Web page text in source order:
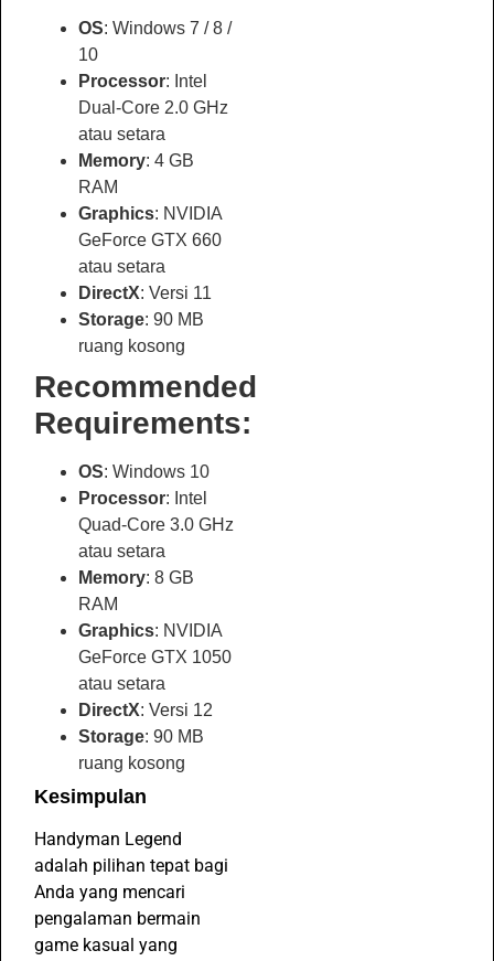
OS: Windows 7 / 8 /
10
Processor: Intel
Dual-Core 2.0 GHz
atau setara
Memory: 4 GB
RAM
Graphics: NVIDIA
GeForce GTX 660
atau setara
DirectX: Versi 11
Storage: 90 MB
ruang kosong
Recommended
Requirements:
OS: Windows 10
Processor: Intel
Quad-Core 3.0 GHz
atau setara
Memory: 8 GB
RAM
Graphics: NVIDIA
GeForce GTX 1050
atau setara
DirectX: Versi 12
Storage: 90 MB
ruang kosong
Kesimpulan
Handyman Legend
adalah pilihan tepat bagi
Anda yang mencari
pengalaman bermain
game kasual yang